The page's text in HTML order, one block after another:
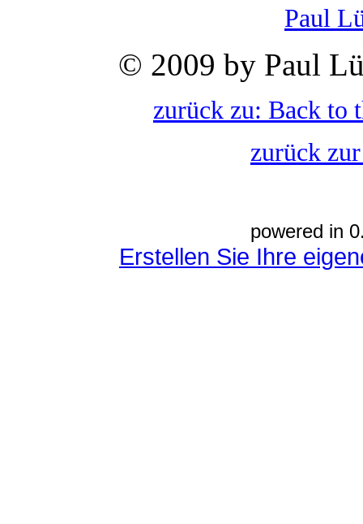
Paul
© 2009 by Paul
zurück zu: Back to
zurück
powered in
Erstellen Sie Ihre